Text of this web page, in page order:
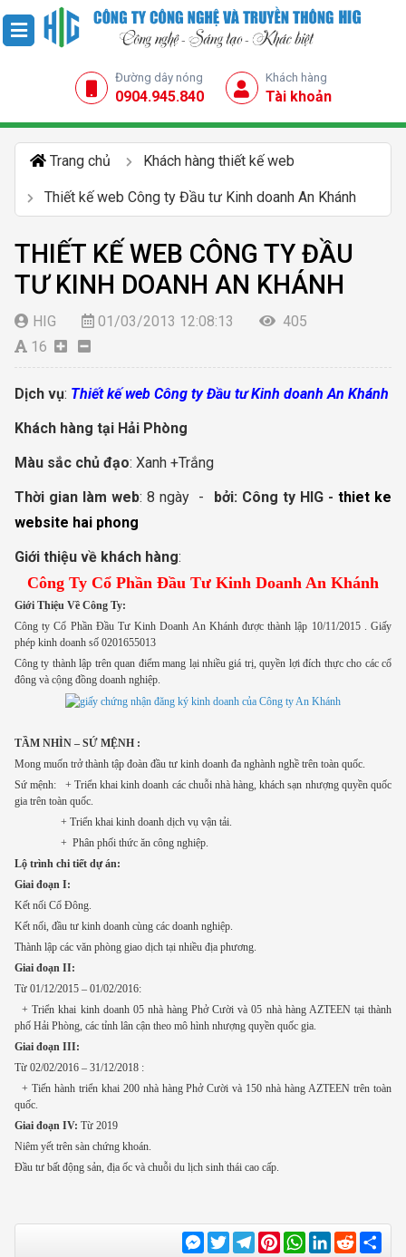
Đường dây nóng
0904.945.840
Khách hàng
Tài khoản
Trang chủ Khách hàng thiết kế web
Thiết kế web Công ty Đầu tư Kinh doanh An Khánh
THIẾT KẾ WEB CÔNG TY ĐẦU
TƯ KINH DOANH AN KHÁNH
HIG 01/03/2013 12:08:13
405
16
Dịch vụ: Thiết kế web Công ty Đầu tư Kinh doanh An Khánh
Khách hàng tại Hải Phòng
Màu sắc chủ đạo: Xanh +Trắng
Thời gian làm web: 8 ngày - bởi: Công ty HIG - thiet ke
website hai phong
Giới thiệu về khách hàng:
Công Ty Cổ Phần Đầu Tư Kinh Doanh An Khánh
Giới Thiệu Về Công Ty:
Công ty Cổ Phần Đầu Tư Kinh Doanh An Khánh được thành lập 10/11/2015 . Giấy
phép kinh doanh số 0201655013
Công ty thành lập trên quan điểm mang lại nhiều giá trị, quyền lợi đích thực cho các cổ
đông và cộng đồng doanh nghiệp.
TẦM NHÌN – SỨ MỆNH :
Mong muốn trở thành tập đoàn đầu tư kinh doanh đa nghành nghề trên toàn quốc.
Sứ mệnh: + Triển khai kinh doanh các chuỗi nhà hàng, khách sạn nhượng quyền quốc
gia trên toàn quốc.
+ Triển khai kinh doanh dịch vụ vận tải.
+ Phân phối thức ăn công nghiệp.
Lộ trình chi tiết dự án:
Giai đoạn I:
Kết nối Cổ Đông.
Kết nối, đầu tư kinh doanh cùng các doanh nghiệp.
Thành lập các văn phòng giao dịch tại nhiều địa phương.
Giai đoạn II:
Từ 01/12/2015 – 01/02/2016:
+ Triển khai kinh doanh 05 nhà hàng Phở Cười và 05 nhà hàng AZTEEN tại thành
phố Hải Phòng, các tỉnh lân cận theo mô hình nhượng quyền quốc gia.
Giai đoạn III:
Từ 02/02/2016 – 31/12/2018 :
+ Tiến hành triển khai 200 nhà hàng Phở Cười và 150 nhà hàng AZTEEN trên toàn
quốc.
Giai đoạn IV: Từ 2019
Niêm yết trên sàn chứng khoán.
Đầu tư bất động sản, địa ốc và chuỗi du lịch sinh thái cao cấp.
Messenger
TwitterTelegram
Pinterest
WhatsApp
LinkedIn
Reddit